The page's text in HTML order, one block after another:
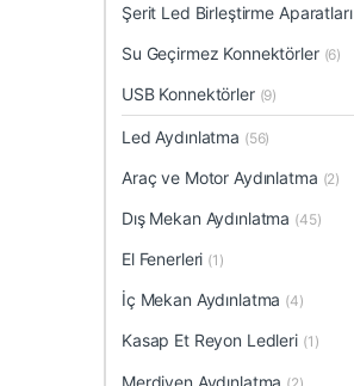
Şerit Led Birleştirme Aparatları
Su Geçirmez Konnektörler (6)
USB Konnektörler (9)
Led Aydınlatma (56)
Araç ve Motor Aydınlatma (2)
Dış Mekan Aydınlatma (45)
El Fenerleri (1)
İç Mekan Aydınlatma (4)
Kasap Et Reyon Ledleri (1)
Merdiven Aydınlatma